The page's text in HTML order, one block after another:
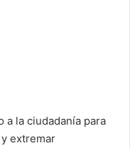
a la ciudadanía para
extremar